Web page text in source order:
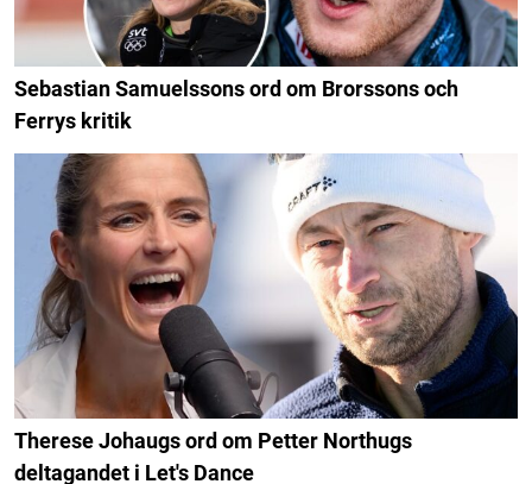
Sebastian Samuelssons ord om Brorssons och
Ferrys kritik
Therese Johaugs ord om Petter Northugs
deltagandet i Let's Dance